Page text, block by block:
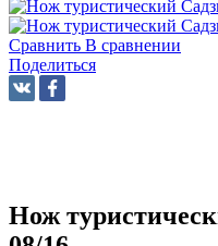
Сравнить В сравнении
Поделиться
Нож